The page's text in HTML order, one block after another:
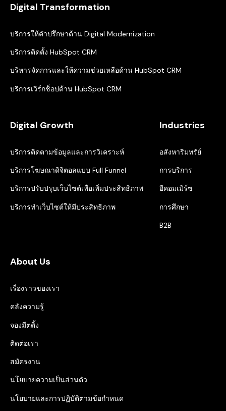
Digital Transformation
บริการให้คำปรึกษาด้าน Digital Modernization
บริการติดตั้ง HubSpot CRM
บริหารจัดการและให้ความช่วยเหลือด้าน HubSpot CRM
บริการเวิร์กช็อปด้าน HubSpot CRM
Digital Growth
บริการติดตามข้อมูลและการวิเคราะห์
บริการโฆษณาดิจิตอลแบบ Full Funnel
บริการปรับปรุบเว็บไซต์เพื่อเพิ่มประสิทธิภาพ
บริการทำเว็บไซต์ให้มีประสิทธิภาพ
Industries
อสังหาริมทรัย์
การบริการ
อีคอมเมิร์ซ
การศึกษา
B2B
About Us
เรื่องราวของเรา
คลังความรู้
จองมีตติ้ง
ติดต่อเรา
สมัครงาน
นโยบายความเป็นส่วนตัว
นโยบายและการปฏิบัติตามข้อกำหนด